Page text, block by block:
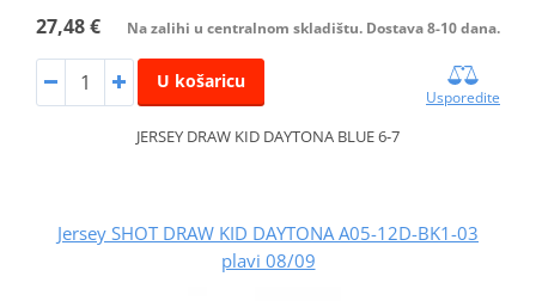
27,48 € Na zalihi u centralnom skladištu. Dostava 8-10 dana.
U košaricu
Usporedite
JERSEY DRAW KID DAYTONA BLUE 6-7
Jersey SHOT DRAW KID DAYTONA A05-12D-BK1-03
plavi 08/09